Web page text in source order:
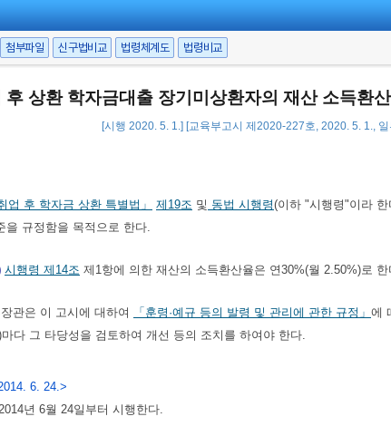
첨부파일 신구법비교 법령체계도 법령비교
후 상환 학자금대출 장기미상환자의 재산 소득환
[시행 2020. 5. 1.] [교육부고시 제2020-227호, 2020. 5. 1., 일
업 후 학자금 상환 특별법」 제19조 및 동법 시행령(이하 "시행령"이라 한
을 규정함을 목적으로 한다.
시행령 제14조 제1항에 의한 재산의 소득환산율은 연30%(월 2.50%)로 한
관은 이 고시에 대하여 「훈령·예규 등의 발령 및 관리에 관한 규정」 에
다 그 타당성을 검토하여 개선 등의 조치를 하여야 한다.
6. 24.>
년 6월 24일부터 시행한다.